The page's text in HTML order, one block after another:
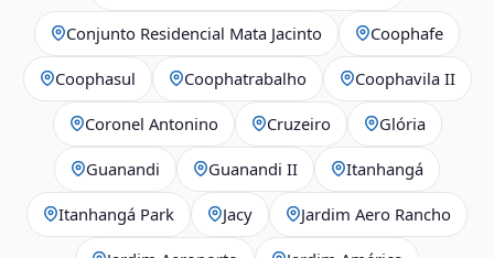
Conjunto Residencial Mata Jacinto Coophafe
Coophasul Coophatrabalho Coophavila II
Coronel Antonino Cruzeiro Glória
Guanandi Guanandi II Itanhangá
Itanhangá Park Jacy Jardim Aero Rancho